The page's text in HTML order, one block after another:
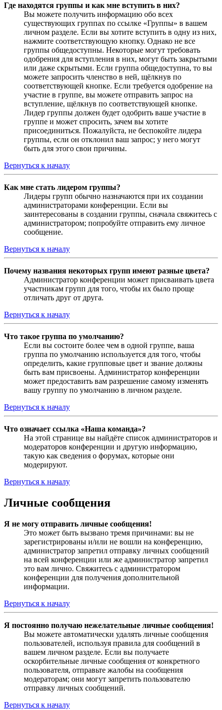
Где находятся группы и как мне вступить в них?
Вы можете получить информацию обо всех
существующих группах по ссылке «Группы» в вашем
личном разделе. Если вы хотите вступить в одну из них,
нажмите соответствующую кнопку. Однако не все
группы общедоступны. Некоторые могут требовать
одобрения для вступления в них, могут быть закрытыми
или даже скрытыми. Если группа общедоступна, то вы
можете запросить членство в ней, щёлкнув по
соответствующей кнопке. Если требуется одобрение на
участие в группе, вы можете отправить запрос на
вступление, щёлкнув по соответствующей кнопке.
Лидер группы должен будет одобрить ваше участие в
группе и может спросить, зачем вы хотите
присоединиться. Пожалуйста, не беспокойте лидера
группы, если он отклонил ваш запрос; у него могут
быть для этого свои причины.
Вернуться к началу
Как мне стать лидером группы?
Лидеры групп обычно назначаются при их создании
администраторами конференции. Если вы
заинтересованы в создании группы, сначала свяжитесь с
администратором; попробуйте отправить ему личное
сообщение.
Вернуться к началу
Почему названия некоторых групп имеют разные цвета?
Администратор конференции может присваивать цвета
участникам групп для того, чтобы их было проще
отличать друг от друга.
Вернуться к началу
Что такое группа по умолчанию?
Если вы состоите более чем в одной группе, ваша
группа по умолчанию используется для того, чтобы
определить, какие групповые цвет и звание должны
быть вам присвоены. Администратор конференции
может предоставить вам разрешение самому изменять
вашу группу по умолчанию в личном разделе.
Вернуться к началу
Что означает ссылка «Наша команда»?
На этой странице вы найдёте список администраторов и
модераторов конференции и другую информацию,
такую как сведения о форумах, которые они
модерируют.
Вернуться к началу
Личные сообщения
Я не могу отправить личные сообщения!
Это может быть вызвано тремя причинами: вы не
зарегистрированы и/или не вошли на конференцию,
администратор запретил отправку личных сообщений
на всей конференции или же администратор запретил
это вам лично. Свяжитесь с администратором
конференции для получения дополнительной
информации.
Вернуться к началу
Я постоянно получаю нежелательные личные сообщения!
Вы можете автоматически удалять личные сообщения
пользователей, используя правила для сообщений в
вашем личном разделе. Если вы получаете
оскорбительные личные сообщения от конкретного
пользователя, отправьте жалобы на сообщения
модераторам; они могут запретить пользователю
отправку личных сообщений.
Вернуться к началу